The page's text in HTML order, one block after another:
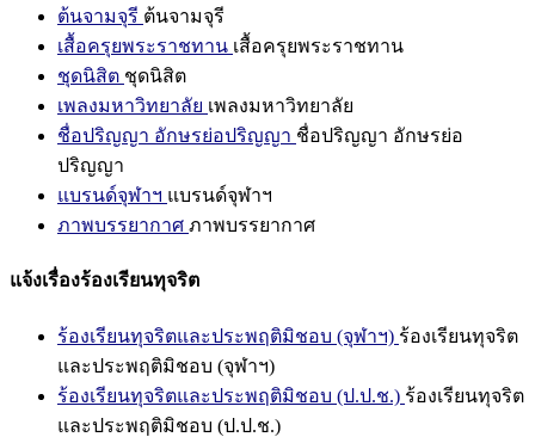
ต้นจามจุรี ต้นจามจุรี
เสื้อครุยพระราชทาน เสื้อครุยพระราชทาน
ชุดนิสิต ชุดนิสิต
เพลงมหาวิทยาลัย เพลงมหาวิทยาลัย
ชื่อปริญญา อักษรย่อปริญญา ชื่อปริญญา อักษรย่อ
ปริญญา
แบรนด์จุฬาฯ แบรนด์จุฬาฯ
ภาพบรรยากาศ ภาพบรรยากาศ
แจ้งเรื่องร้องเรียนทุจริต
ร้องเรียนทุจริตและประพฤติมิชอบ (จุฬาฯ) ร้องเรียนทุจริต
และประพฤติมิชอบ (จุฬาฯ)
ร้องเรียนทุจริตและประพฤติมิชอบ (ป.ป.ช.) ร้องเรียนทุจริต
และประพฤติมิชอบ (ป.ป.ช.)